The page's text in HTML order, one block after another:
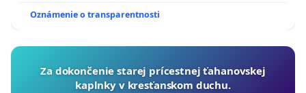
Oznámenie o transparentnosti
Za dokončenie starej prícestnej ťahanovskej
kaplnky v kresťanskom duchu.